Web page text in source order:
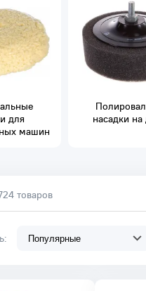
для
машин
насадки на
товаров